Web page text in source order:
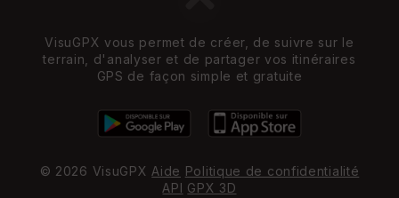
VisuGPX vous permet de créer, de suivre sur le
terrain, d'analyser et de partager vos itinéraires
GPS de façon simple et gratuite
© 2026 VisuGPX Aide Politique de confidentialité
API GPX 3D